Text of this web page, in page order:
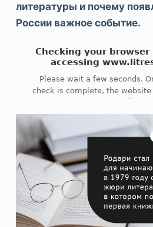
литературы и почему
России важное событие.